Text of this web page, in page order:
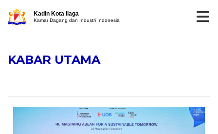
Kadin Kota Ilaga
Kamar Dagang dan Industri Indonesia
KABAR UTAMA